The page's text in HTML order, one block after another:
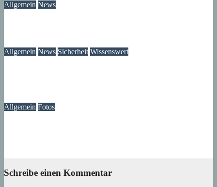
Allgemein News
Allgemein News Sicherheit Wissenswert
Allgemein Fotos
Schreibe einen Kommentar